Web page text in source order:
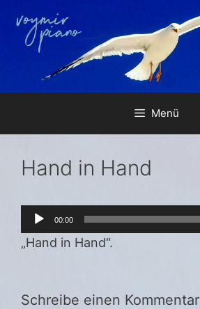
Inhalt
springen
Menü
Hand in Hand
Audio-
Player
00:00
„Hand in Hand“.
Schreibe einen Kommentar